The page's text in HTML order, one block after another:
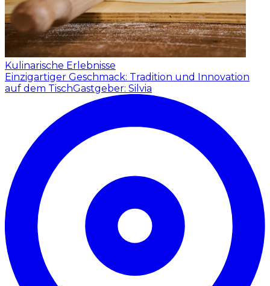
Kulinarische Erlebnisse
Einzigartiger Geschmack: Tradition und Innovation
auf dem TischGastgeber: Silvia